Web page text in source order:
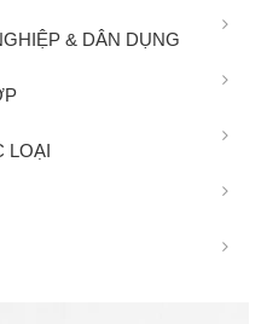
& DÂN DỤNG
LOẠI